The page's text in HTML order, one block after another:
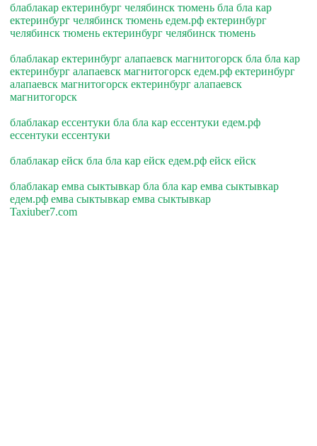
блаблакар ектеринбург челябинск тюмень бла бла кар
ектеринбург челябинск тюмень едем.рф ектеринбург
челябинск тюмень ектеринбург челябинск тюмень
блаблакар ектеринбург алапаевск магнитогорск бла бла кар
ектеринбург алапаевск магнитогорск едем.рф ектеринбург
алапаевск магнитогорск ектеринбург алапаевск
магнитогорск
блаблакар ессентуки бла бла кар ессентуки едем.рф
ессентуки ессентуки
блаблакар ейск бла бла кар ейск едем.рф ейск ейск
блаблакар емва сыктывкар бла бла кар емва сыктывкар
едем.рф емва сыктывкар емва сыктывкар
Taxiuber7.com